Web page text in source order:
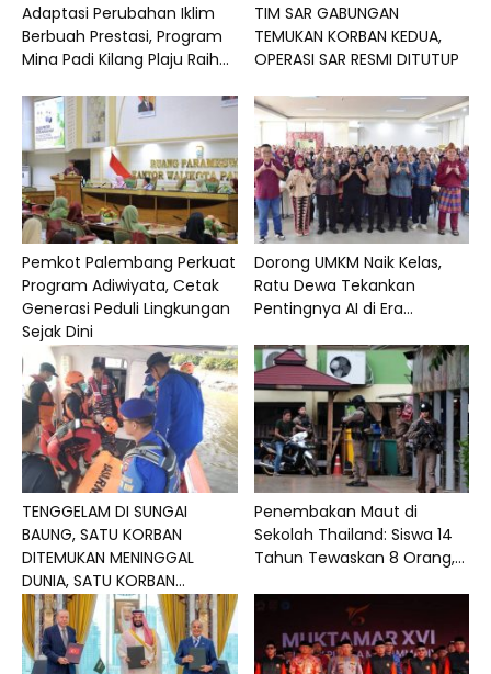
Adaptasi Perubahan Iklim
Berbuah Prestasi, Program
Mina Padi Kilang Plaju Raih...
TIM SAR GABUNGAN
TEMUKAN KORBAN KEDUA,
OPERASI SAR RESMI DITUTUP
Pemkot Palembang Perkuat
Program Adiwiyata, Cetak
Generasi Peduli Lingkungan
Sejak Dini
Dorong UMKM Naik Kelas,
Ratu Dewa Tekankan
Pentingnya AI di Era...
TENGGELAM DI SUNGAI
BAUNG, SATU KORBAN
DITEMUKAN MENINGGAL
DUNIA, SATU KORBAN...
Penembakan Maut di
Sekolah Thailand: Siswa 14
Tahun Tewaskan 8 Orang,...